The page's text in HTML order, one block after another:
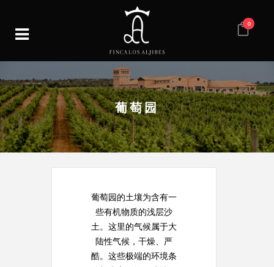
0
葡萄园
葡萄园的土壤为含有一
些有机物质的浅层沙
土。这里的气候属于大
陆性气候，干燥、严
酷。这些极端的环境条